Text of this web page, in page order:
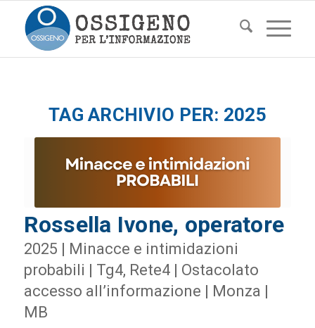
TAG ARCHIVIO PER: 2025
Rossella Ivone, operatore
2025 | Minacce e intimidazioni
probabili | Tg4, Rete4 | Ostacolato
accesso all’informazione | Monza |
MB